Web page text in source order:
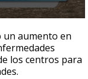
un aumento en
los centros para